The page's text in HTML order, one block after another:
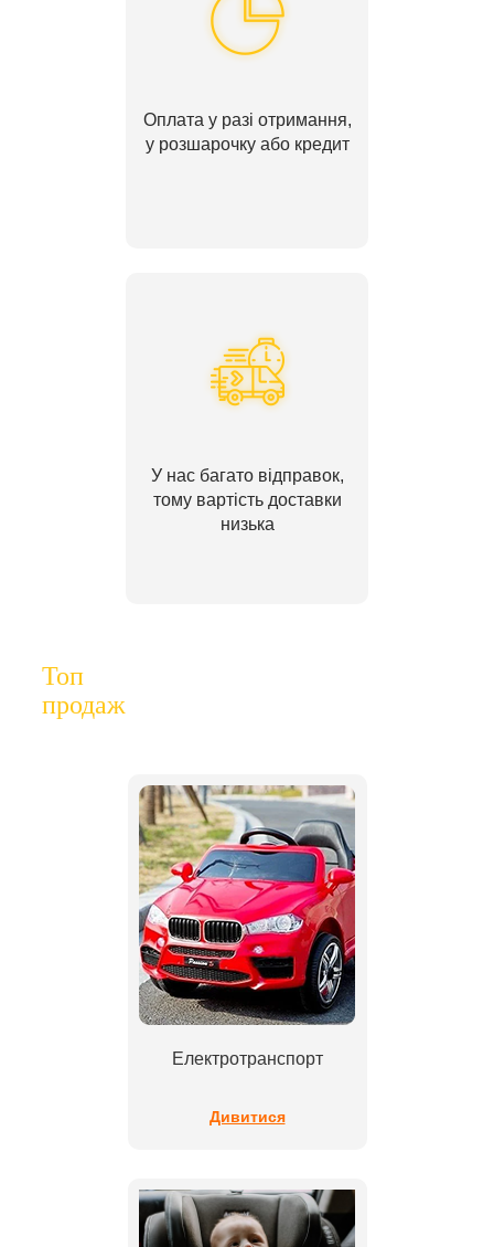
Оплата у разі отримання,
у розшарочку або кредит
У нас багато відправок,
тому вартість доставки
низька
Топ
продаж
Електротранспорт
Дивитися